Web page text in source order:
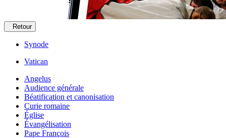
Retour
Synode
Vatican
Angelus
Audience générale
Béatification et canonisation
Curie romaine
Église
Évangélisation
Pape François